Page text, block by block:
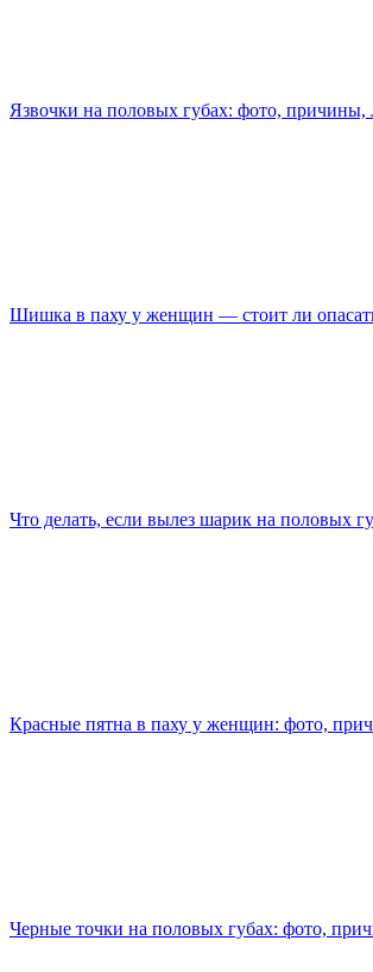
Язвочки на половых губах: фото, причины,
Шишка в паху у женщин — стоит ли
Что делать, если вылез шарик на половых
Красные пятна в паху у женщин: фото,
Черные точки на половых губах: фото,